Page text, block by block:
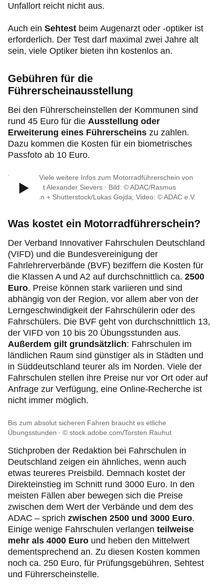
Unfallort reicht nicht aus.
Auch ein Sehtest beim Augenarzt oder -optiker ist
erforderlich. Der Test darf maximal zwei Jahre alt
sein, viele Optiker bieten ihn kostenlos an.
Gebühren für die
Führerscheinausstellung
Bei den Führerscheinstellen der Kommunen sind
rund 45 Euro für die Ausstellung oder
Erweiterung eines Führerscheins zu zahlen.
Dazu kommen die Kosten für ein biometrisches
Passfoto ab 10 Euro.
Im Video: Viele weitere Infos zum Motorradführerschein von
ADAC Jurist Alexander Sievers ∙ Bild: © ADAC/Rasmus
Kaessmann + Shutterstock/Lukas Gojda, Video: © ADAC e.V.
Was kostet ein Motorradführerschein?
Der Verband Innovativer Fahrschulen Deutschland
(VIFD) und die Bundesvereinigung der
Fahrlehrerverbände (BVF) beziffern die Kosten für
die Klassen A und A2 auf durchschnittlich ca. 2500
Euro. Preise können stark variieren und sind
abhängig von der Region, vor allem aber von der
Lerngeschwindigkeit der Fahrschülerin oder des
Fahrschülers. Die BVF geht von durchschnittlich 13,
der VIFD von 10 bis 20 Übungsstunden aus.
Außerdem gilt grundsätzlich: Fahrschulen im
ländlichen Raum sind günstiger als in Städten und
in Süddeutschland teurer als im Norden. Viele der
Fahrschulen stellen ihre Preise nur vor Ort oder auf
Anfrage zur Verfügung, eine Online-Recherche ist
nicht immer möglich.
Bis zum absolut sicheren Fahren braucht es etliche
Übungsstunden
© stock.adobe.com/Torsten Rauhut
Stichproben der Redaktion bei Fahrschulen in
Deutschland zeigen ein ähnliches, wenn auch
etwas teureres Preisbild. Demnach kostet der
Direkteinstieg im Schnitt rund 3000 Euro. In den
meisten Fällen aber bewegen sich die Preise
zwischen dem Wert der Verbände und dem des
ADAC – sprich zwischen 2500 und 3000 Euro.
Einige wenige Fahrschulen verlangen teilweise
mehr als 4000 Euro und heben den Mittelwert
dementsprechend an. Zu diesen Kosten kommen
noch ca. 250 Euro, für Prüfungsgebühren, Sehtest
und Führerscheinstelle.